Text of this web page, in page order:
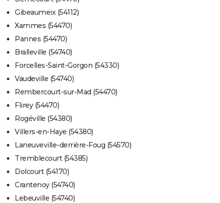
Gibeaumeix (54112)
Xammes (54470)
Pannes (54470)
Bralleville (54740)
Forcelles-Saint-Gorgon (54330)
Vaudeville (54740)
Rembercourt-sur-Mad (54470)
Flirey (54470)
Rogéville (54380)
Villers-en-Haye (54380)
Laneuveville-derrière-Foug (54570)
Tremblecourt (54385)
Dolcourt (54170)
Crantenoy (54740)
Lebeuville (54740)